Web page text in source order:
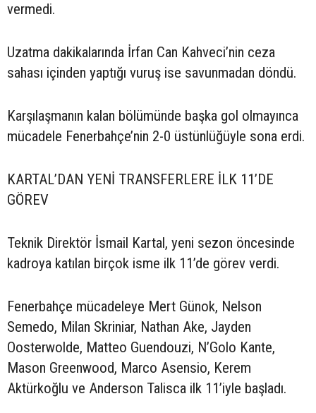
vermedi.
Uzatma dakikalarında İrfan Can Kahveci’nin ceza
sahası içinden yaptığı vuruş ise savunmadan döndü.
Karşılaşmanın kalan bölümünde başka gol olmayınca
mücadele Fenerbahçe’nin 2-0 üstünlüğüyle sona erdi.
KARTAL’DAN YENİ TRANSFERLERE İLK 11’DE
GÖREV
Teknik Direktör İsmail Kartal, yeni sezon öncesinde
kadroya katılan birçok isme ilk 11’de görev verdi.
Fenerbahçe mücadeleye Mert Günok, Nelson
Semedo, Milan Skriniar, Nathan Ake, Jayden
Oosterwolde, Matteo Guendouzi, N’Golo Kante,
Mason Greenwood, Marco Asensio, Kerem
Aktürkoğlu ve Anderson Talisca ilk 11’iyle başladı.